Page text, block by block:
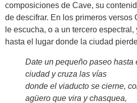
composiciones de Cave, su
de descifrar. En los primeros versos
le escucha, o a un tercero
hasta el lugar donde la ciudad
Date un pequeño paseo hasta
ciudad y cruza las vías
donde el viaducto se cierne,
agüero que vira y chasquea,